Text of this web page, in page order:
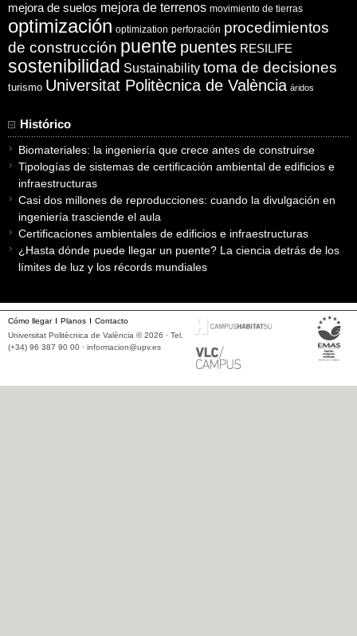
mejora de suelos mejora de terrenos movimiento de tierras
optimización optimization perforación procedimientos
de construcción puente puentes RESILIFE
sostenibilidad Sustainability toma de decisiones
turismo Universitat Politècnica de València áridos
Histórico
Biomateriales: la ingeniería que crece antes de construirse
Tipologías de sistemas de certificación ambiental de edificios e
infraestructuras
Casi dos millones de reproducciones: cuando la divulgación en
ingeniería trasciende el aula
Certificaciones ambientales de edificios e infraestructuras
¿Hasta dónde puede llegar un puente? La ciencia detrás de los
límites de luz y los récords mundiales
Cómo llegar Planos
Contacto
Universitat Politècnica de València © 2026 · Tel.
(+34) 96 387 90 00 · informacion@upv.es